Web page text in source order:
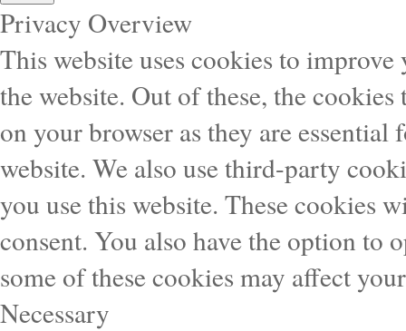
Privacy Overview
This website uses cookies to
the website. Out of these, the cookies
on your browser as they are
website. We also use third-party
you use this website. These cookies
consent. You also have the option
some of these cookies may affect
Necessary